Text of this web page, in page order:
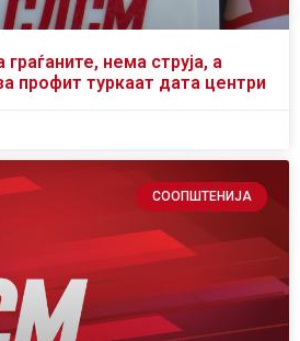
нема струја, а
профит туркаат дата центри
СООПШТЕНИЈА